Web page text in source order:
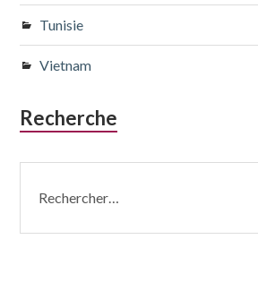
Tunisie
Vietnam
Recherche